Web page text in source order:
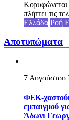
Κορυφώνεται
πλήττει τις
Ελλάδα Ροή
Αποτυπώματα
7 Αυγούστου
ΦΕΚ-
εμπαιγμού
Άδωνι